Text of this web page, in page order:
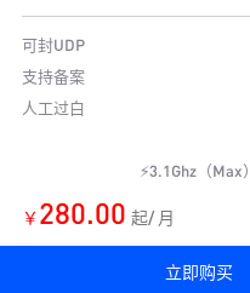
可封UDP
支持备案
人工过白
⚡3.1Ghz（Max）
￥ 280.00 起/ 月
立即购买